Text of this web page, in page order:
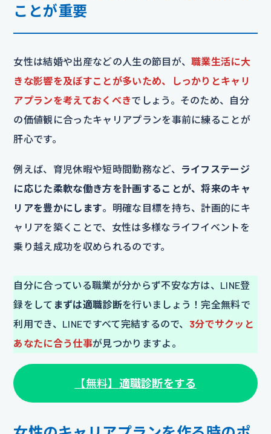
ことが重要
女性は結婚や出産などの人生の節目が、職業生活に大
きな影響を及ぼすことが多いため、しっかりとキャリ
アプランを考えておくべきでしょう。そのため、自分
の価値観に合ったキャリアプランを事前に練ることが
肝心です。
例えば、育児休暇や短時間勤務など、
ライフステージ
に応じた柔軟な働き方を計画することが、将来のキャ
リアを豊かにします。明確な目標を持ち、計画的にキ
ャリアを築くことで、女性は多様なライフイベントを
乗り越え成功を収められるのです。
自分に合っている職業が分からず不安な方は、LINE登
録をして まずは適職診断を行いましょう！完全無料で
利用でき、LINEですべて完結するので、 3分でサクッと
あなたに合う仕事が見つかりますよ。
【無料】 適職診断をする